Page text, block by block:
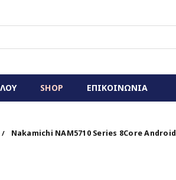
SHOP ΕΠΙΚΟΙΝΩΝΙΑ
/
Nakamichi NAM5710 Series 8Core